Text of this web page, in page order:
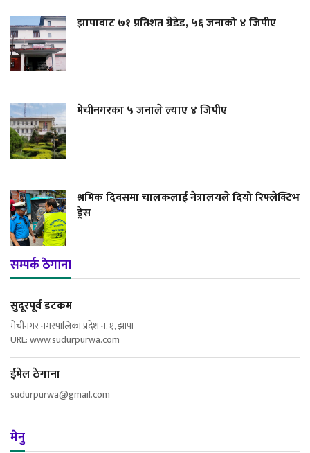
झापाबाट ७१ प्रतिशत ग्रेडेड, ५६ जनाको ४ जिपीए
मेचीनगरका ५ जनाले ल्याए ४ जिपीए
श्रमिक दिवसमा चालकलाई नेत्रालयले दियो रिफ्लेक्टिभ
ड्रेस
सम्पर्क ठेगाना
सुदूरपूर्व डटकम
मेचीनगर नगरपालिका प्रदेश नं. १, झापा
URL: www.sudurpurwa.com
ईमेल ठेगाना
sudurpurwa@gmail.com
मेनु